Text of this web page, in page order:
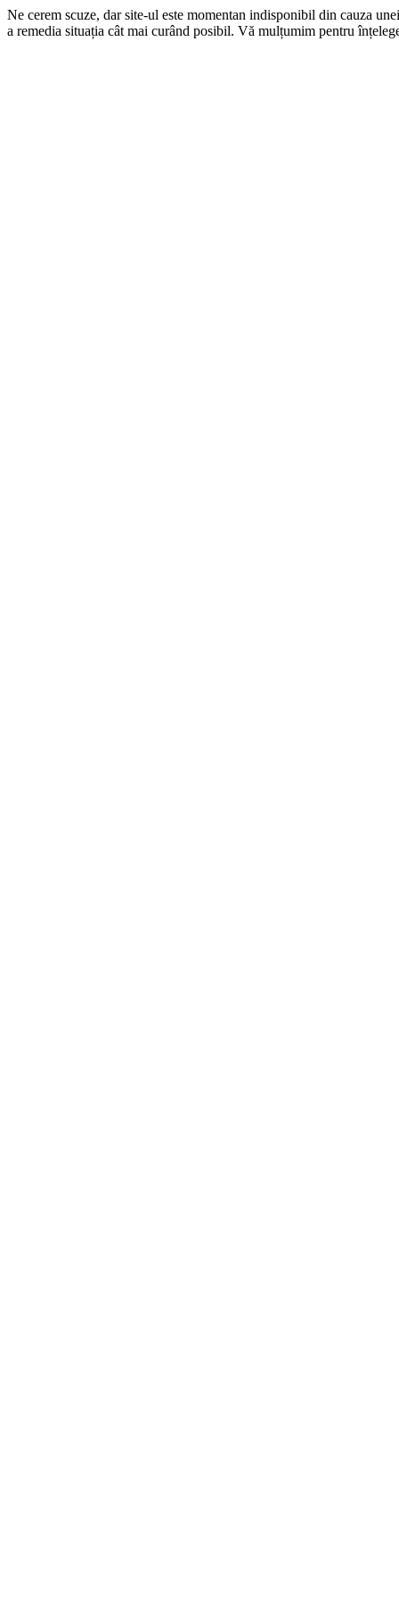
Ne cerem scuze, dar site-ul este momentan indisponibil din cauza
a remedia situația cât mai curând posibil. Vă mulțumim pentru